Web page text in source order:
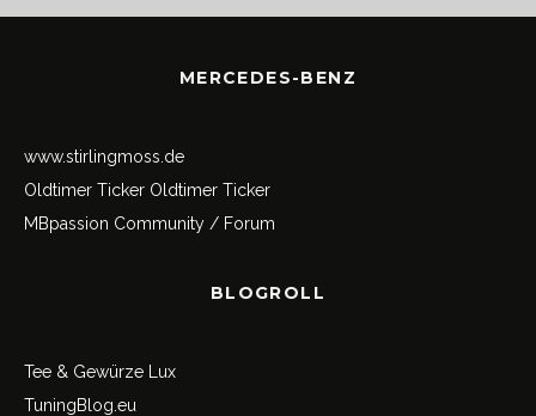
MERCEDES-BENZ
www.stirlingmoss.de
Oldtimer Ticker Oldtimer Ticker
MBpassion Community / Forum
BLOGROLL
Tee & Gewürze Lux
TuningBlog.eu